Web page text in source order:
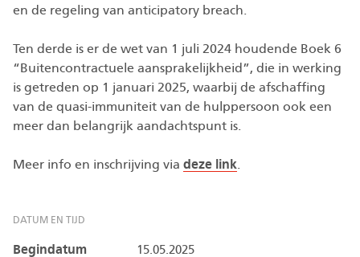
en de regeling van anticipatory breach.
Ten derde is er de wet van 1 juli 2024 houdende Boek 6
“Buitencontractuele aansprakelijkheid”, die in werking
is getreden op 1 januari 2025, waarbij de afschaffing
van de quasi-immuniteit van de hulppersoon ook een
meer dan belangrijk aandachtspunt is.
Meer info en inschrijving via deze link
DATUM EN TIJD
Begindatum 15.05.2025